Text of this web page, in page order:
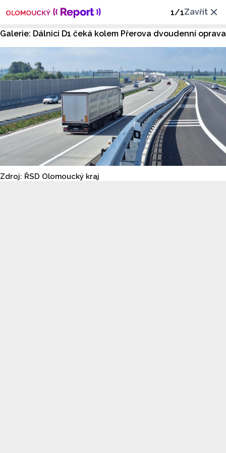
1/1Zavřít
Galerie: Dálnici D1 čeká kolem Přerova dvoudenní oprava
Zdroj: ŘSD Olomoucký kraj